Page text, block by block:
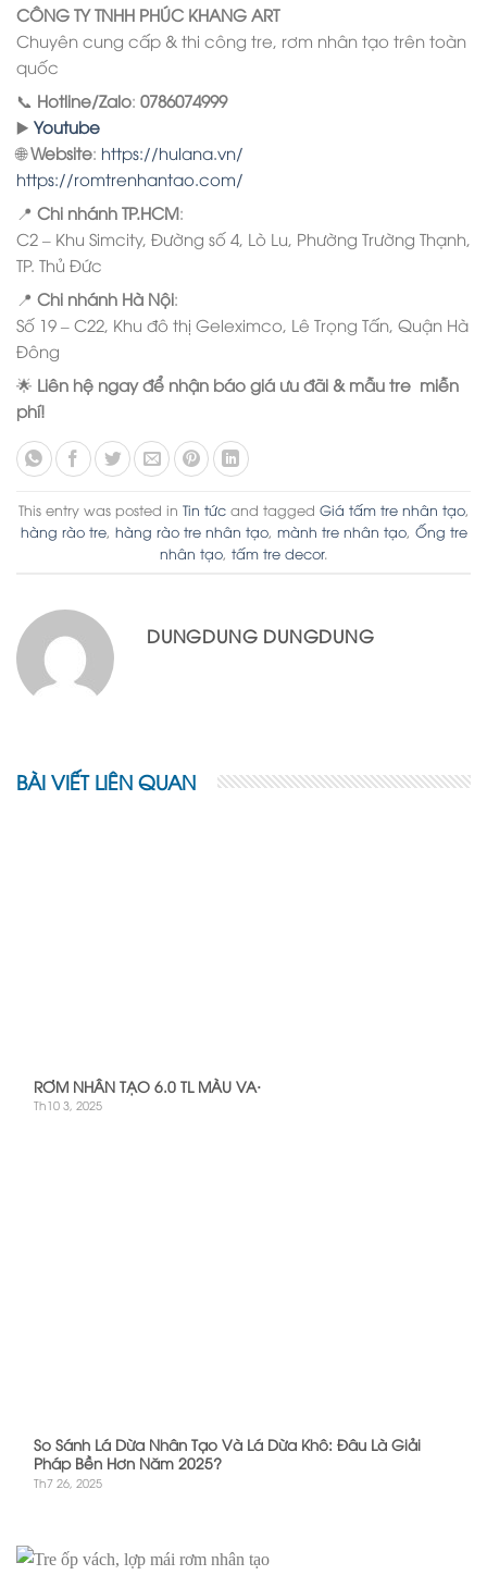
CÔNG TY TNHH PHÚC KHANG ART
Chuyên cung cấp & thi công tre, rơm nhân tạo trên toàn
quốc
📞 Hotline/Zalo: 0786074999
▶️ Youtube
🌐Website: https://hulana.vn/
https://romtrenhantao.com/
📍 Chi nhánh TP.HCM:
C2 – Khu Simcity, Đường số 4, Lò Lu, Phường Trường Thạnh,
TP. Thủ Đức
📍 Chi nhánh Hà Nội:
Số 19 – C22, Khu đô thị Geleximco, Lê Trọng Tấn, Quận Hà
Đông
🌟 Liên hệ ngay để nhận báo giá ưu đãi & mẫu tre miễn
phí!
This entry was posted in Tin tứcand tagged Giá tấm tre nhân tạo,
hàng rào tre, hàng rào tre nhân tạo, mành tre nhân tạo, Ống tre
nhân tạo, tấm tre decor.
DUNGDUNG DUNGDUNG
BÀI VIẾT LIÊN QUAN
RƠM NHÂN TẠO 6.0 TL MÀU VA·
Th10 3, 2025
So Sánh Lá Dừa Nhân Tạo Và Lá Dừa Khô: Đâu Là Giải
Pháp Bền Hơn Năm 2025?
Th7 26, 2025